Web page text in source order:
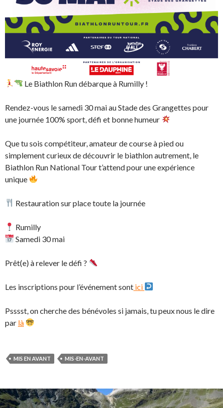
Le Biathlon Run débarque à Rumilly !
Rendez-vous le samedi 30 mai au Stade des Grangettes pour
une journée 100% sport, défi et bonne humeur
Que tu sois compétiteur, amateur de course à pied ou
simplement curieux de découvrir le biathlon autrement, le
Biathlon Run National Tour t’attend pour une expérience
unique
Restauration sur place toute la journée
Rumilly
Samedi 30 mai
Prêt(e) à relever le défi ?
Les inscriptions pour l’événement sont ici
Psssst, on cherche des bénévoles si jamais, tu peux nous le dire
par là
MIS EN AVANT MIS-EN-AVANT